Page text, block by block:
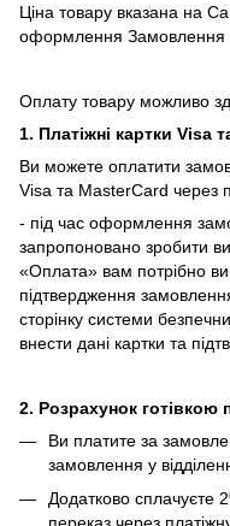
Ціна товару вказана на
оформлення Замовлення
Оплату товару можливо
1. Платіжні картки Visa
Ви можете оплатити
Visa та MasterCard через
- під час оформлення
запропоновано зробити
«Оплата» вам потрібно
підтвердження
сторінку системи
внести дані картки та
2. Розрахунок готівкою
Ви платите за
замовлення у
Додатково сплачуєте